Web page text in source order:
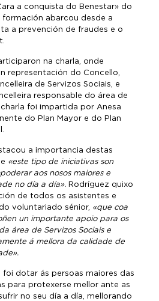
a conquista do Benestar» do
formación abarcou desde a
a prevención de fraudes e o
na charla, onde
representación do Concello,
de Servizos Sociais, e
responsable do área de
foi impartida por Anesa
do Plan Mayor e do Plan
a importancia destas
«este tipo de iniciativas son
aos nosos maiores e
no día a día».Rodríguez quixo
de todos os asistentes e
voluntariado sénior, «que coa
un importante apoio para os
área de Servizos Sociais e
á mellora da calidade de
dotar ás persoas maiores das
para protexerse mellor ante as
no seu día a día, mellorando